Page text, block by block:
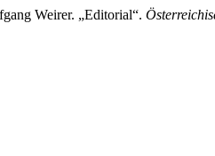
Weirer. „Editorial“.